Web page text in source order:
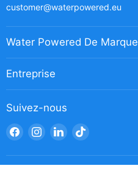
customer@waterpowered.eu
Water Powered De Marque
Entreprise
Suivez-nous
Trouvez-
nous
sur
Trouvez-
nous
sur
Trouvez-
nous
sur
Trouvez-
sur